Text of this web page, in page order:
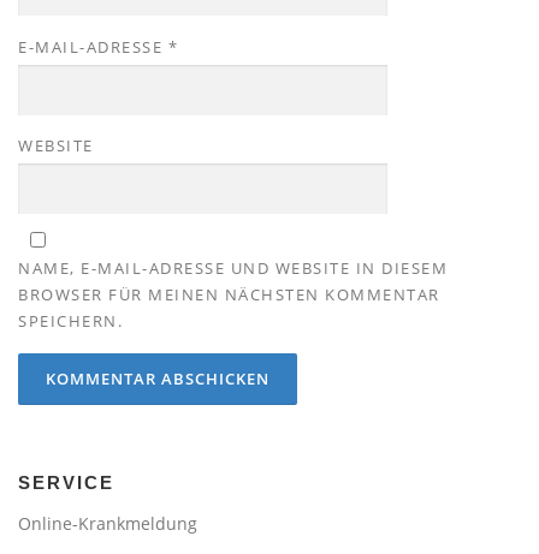
E-MAIL-ADRESSE *
WEBSITE
NAME, E-MAIL-ADRESSE UND WEBSITE IN DIESEM
BROWSER FÜR MEINEN NÄCHSTEN KOMMENTAR
SPEICHERN.
SERVICE
Online-Krankmeldung